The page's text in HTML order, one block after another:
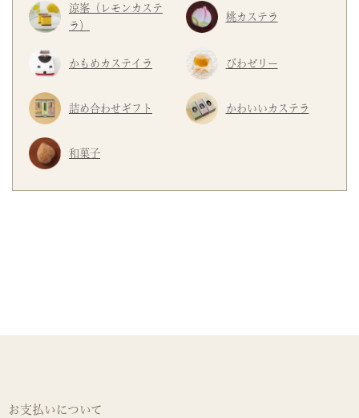
涼峯（レモンカステ
ラ）
桃カステラ
かもめカステイラ びわゼリー
詰め合わせギフト かわいいカステラ
和菓子
お支払いについて